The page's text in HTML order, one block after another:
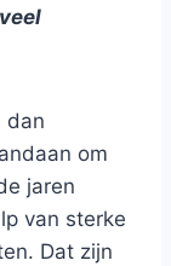
dan
om
jaren
van sterke
Dat zijn